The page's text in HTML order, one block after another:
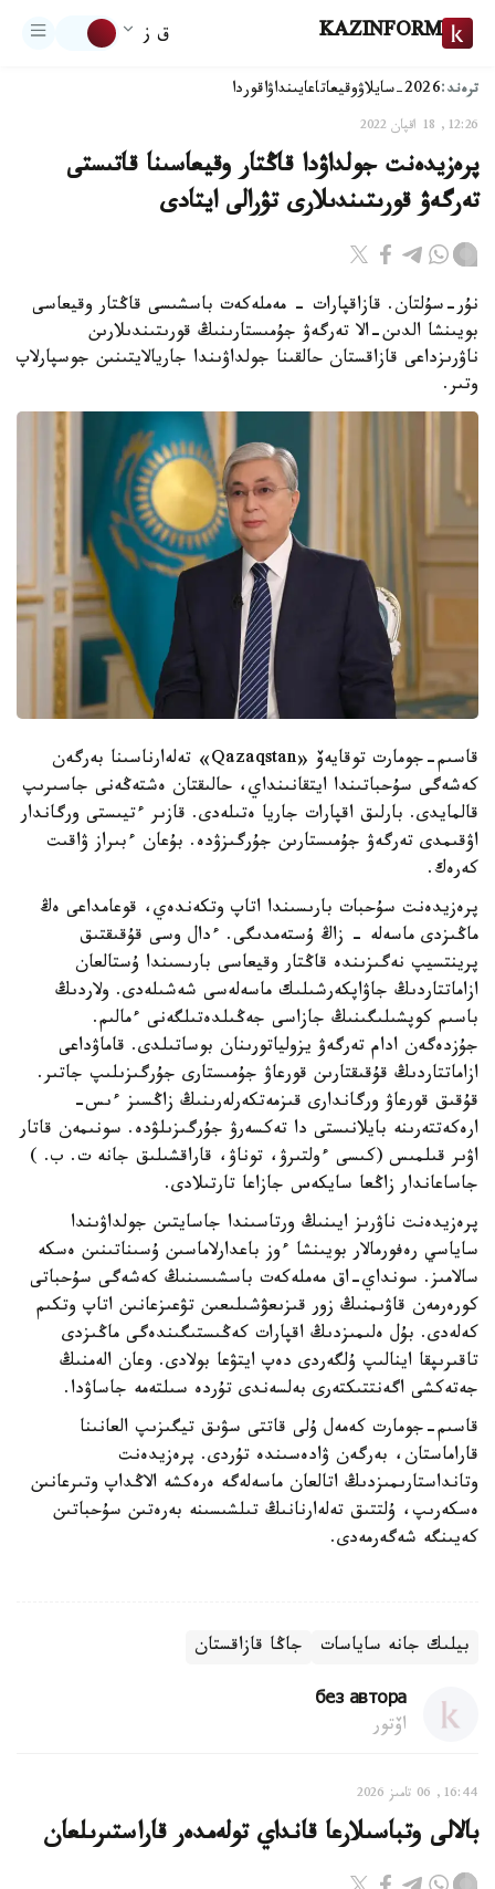
KAZINFORM ق ز
ترەند:2026-سايلاۋ وقيعاتاعايىنداۋاقوردا
12:26, 18 اقپان 2022
پرەزيدەنت جولداۋدا قاڭتار وقيعاسىنا قاتىستى
تەرگەۋ قورىتىندىلارى تۋرالى ايتادى
نۇر-سۇلتان. قازاقپارات - مەملەكەت باسشىسى قاڭتار وقيعاسى
بويىنشا الدىن-الا تەرگەۋ جۇمىستارىنىڭ قورىتىندىلارىن
ناۋرىزداعى قازاقستان حالقىنا جولداۋىندا جاريالايتىنىن جوسپارلاپ
وتىر.
قاسىم-جومارت توقايەۆ «Qazaqstan» تەلەارناسىنا بەرگەن
كەشەگى سۇحباتىندا ايتقانىنداي، حالىقتان ەشتەڭەنى جاسىرىپ
قالمايدى. بارلىق اقپارات جاريا ەتىلەدى. قازىر ءتيىستى ورگاندار
اۋقىمدى تەرگەۋ جۇمىستارىن جۇرگىزۋدە. بۇعان ءبىراز ۋاقىت
كەرەك.
پرەزيدەنت سۇحبات بارىسىندا اتاپ وتكەندەي، قوعامداعى ەڭ
ماڭىزدى ماسەلە - زاڭ ۇستەمدىگى. ءدال وسى قۇقىقتىق
پرينتسيپ نەگىزىندە قاڭتار وقيعاسى بارىسىندا ۇستالعان
ازاماتتاردىڭ جاۋاپكەرشىلىك ماسەلەسى شەشىلەدى. ولاردىڭ
باسىم كوپشىلىگىنىڭ جازاسى جەڭىلدەتىلگەنى ءمالىم.
جۇزدەگەن ادام تەرگەۋ يزولياتورىنان بوساتىلدى. قاماۋداعى
ازاماتتاردىڭ قۇقىقتارىن قورعاۋ جۇمىستارى جۇرگىزىلىپ جاتىر.
قۇقىق قورعاۋ ورگاندارى قىزمەتكەرلەرىنىڭ زاڭسىز ءىس-
ارەكەتتەرىنە بايلانىستى دا تەكسەرۋ جۇرگىزىلۋدە. سونىمەن قاتار
اۋىر قىلمىس (كىسى ءولتىرۋ، توناۋ، قاراقشىلىق جانە ت. ب. )
جاساعاندار زاڭعا سايكەس جازاعا تارتىلادى.
پرەزيدەنت ناۋرىز ايىنىڭ ورتاسىندا جاسايتىن جولداۋىندا
ساياسي رەفورمالار بويىنشا ءوز باعدارلاماسىن ۇسىناتىنىن ەسكە
سالامىز. سونداي-اق مەملەكەت باسشىسىنىڭ كەشەگى سۇحباتى
كورەرمەن قاۋىمنىڭ زور قىزىعۋشىلىعىن تۋعىزعانىن اتاپ وتكىم
كەلەدى. بۇل ەلىمىزدىڭ اقپارات كەڭىستىگىندەگى ماڭىزدى
تاقىرىپقا اينالىپ ۇلگەردى دەپ ايتۋعا بولادى. وعان الەمنىڭ
جەتەكشى اگەنتتىكتەرى بەلسەندى تۇردە سىلتەمە جاساۋدا.
قاسىم-جومارت كەمەل ۇلى قاتتى سۋىق تيگىزىپ العانىنا
قاراماستان، بەرگەن ۋادەسىندە تۇردى. پرەزيدەنت
وتانداستارىمىزدىڭ اتالعان ماسەلەگە ەرەكشە الاڭداپ وتىرعانىن
ەسكەرىپ، ۇلتتىق تەلەارنانىڭ تىلشىسىنە بەرەتىن سۇحباتىن
كەيىنگە شەگەرمەدى.
بيلىك جانە ساياسات جاڭا قازاقستان
без автора
اۆتور
16:44, 06 تامىز 2026
بالالى وتباسىلارعا قانداي تولەمدەر قاراستىرىلعان